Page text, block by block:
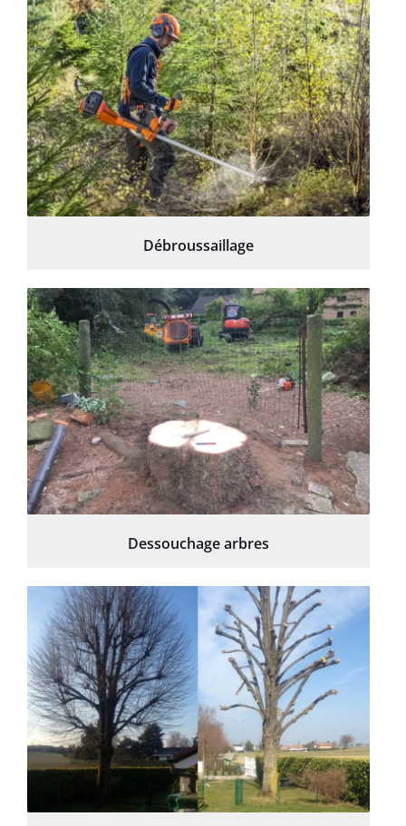
Débroussaillage
Dessouchage arbres